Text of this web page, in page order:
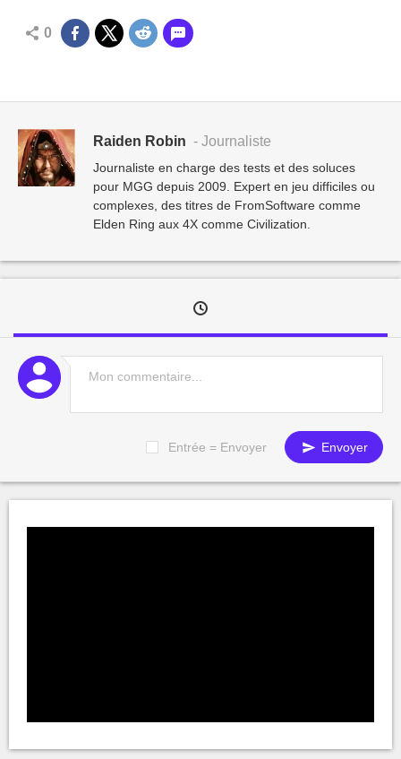
0
Raiden Robin - Journaliste
Journaliste en charge des tests et des soluces
pour MGG depuis 2009. Expert en jeu difficiles ou
complexes, des titres de FromSoftware comme
Elden Ring aux 4X comme Civilization.
Entrée = Envoyer Envoyer